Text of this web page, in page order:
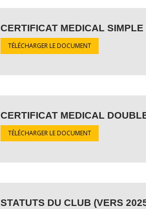
CERTIFICAT MEDICAL
TÉLÉCHARGER LE DOCUMENT
CERTIFICAT MEDICAL
TÉLÉCHARGER LE DOCUMENT
STATUTS DU CLUB (VERS